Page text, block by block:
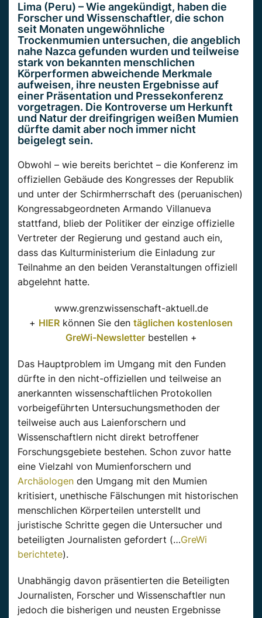
Lima (Peru) – Wie angekündigt, haben die
Forscher und Wissenschaftler, die schon
seit Monaten ungewöhnliche
Trockenmumien untersuchen, die angeblich
nahe Nazca gefunden wurden und teilweise
stark von bekannten menschlichen
Körperformen abweichende Merkmale
aufweisen, ihre neusten Ergebnisse auf
einer Präsentation und Pressekonferenz
vorgetragen. Die Kontroverse um Herkunft
und Natur der dreifingrigen weißen Mumien
dürfte damit aber noch immer nicht
beigelegt sein.
Obwohl – wie bereits berichtet – die Konferenz im
offiziellen Gebäude des Kongresses der Republik
und unter der Schirmherrschaft des (peruanischen)
Kongressabgeordneten Armando Villanueva
stattfand, blieb der Politiker der einzige offizielle
Vertreter der Regierung und gestand auch ein,
dass das Kulturministerium die Einladung zur
Teilnahme an den beiden Veranstaltungen offiziell
abgelehnt hatte.
www.grenzwissenschaft-aktuell.de
+ HIER können Sie den täglichen kostenlosen
GreWi-Newsletterbestellen +
Das Hauptproblem im Umgang mit den Funden
dürfte in den nicht-offiziellen und teilweise an
anerkannten wissenschaftlichen Protokollen
vorbeigeführten Untersuchungsmethoden der
teilweise auch aus Laienforschern und
Wissenschaftlern nicht direkt betroffener
Forschungsgebiete bestehen. Schon zuvor hatte
eine Vielzahl von Mumienforschern und
Archäologen den Umgang mit den Mumien
kritisiert, unethische Fälschungen mit historischen
menschlichen Körperteilen unterstellt und
juristische Schritte gegen die Untersucher und
beteiligten Journalisten gefordert (…GreWi
berichtete).
Unabhängig davon präsentierten die Beteiligten
Journalisten, Forscher und Wissenschaftler nun
jedoch die bisherigen und neusten Ergebnisse